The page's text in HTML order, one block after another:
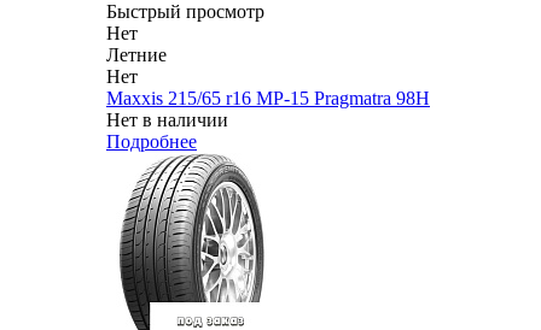
Быстрый просмотр
Нет
Летние
Нет
Maxxis 215/65 r16 MP-15 Pragmatra 98H
Нет в наличии
Подробнее